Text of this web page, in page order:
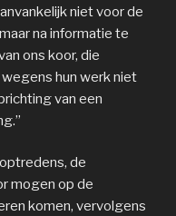
niet voor de
na informatie te
ons koor, die
hun werk niet
van een
de
mogen op de
komen, vervolgens